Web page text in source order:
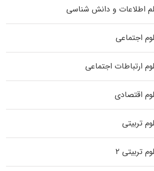
اطلاعات و دانش شناسی
اجتماعی
ارتباطات اجتماعی
اقتصادی
تربیتی
تربیتی ۲